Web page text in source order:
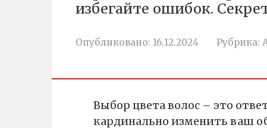
избегайте ошибок.
Опубликовано: 16.12.2024 Рубрика:
Выбор цвета волос – это
кардинально изменить ваш